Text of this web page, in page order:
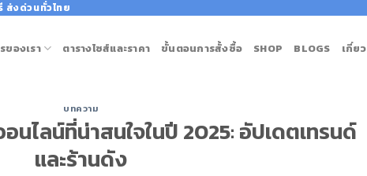
งด่วนทั่วไทย
ของเรา ตารางไซส์และราคา ขั้นตอนการสั้งซื้อ SHOP BLOGS เกี่ย
บทความ
ไลน์ที่น่าสนใจในปี 2025: อัปเดตเทรนด์
และร้านดัง